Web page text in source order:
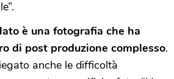
è una fotografia che ha
di post produzione complesso.
anche le difficoltà